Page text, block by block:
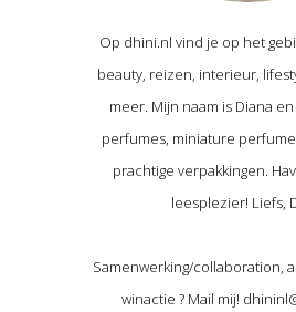
Op dhini.nl vind je op het
beauty, reizen, interieur,
meer. Mijn naam is Diana
perfumes, miniature
prachtige verpakkingen.
leesplezier! Liefs,
Samenwerking/collaboration,
winactie ? Mail mij!